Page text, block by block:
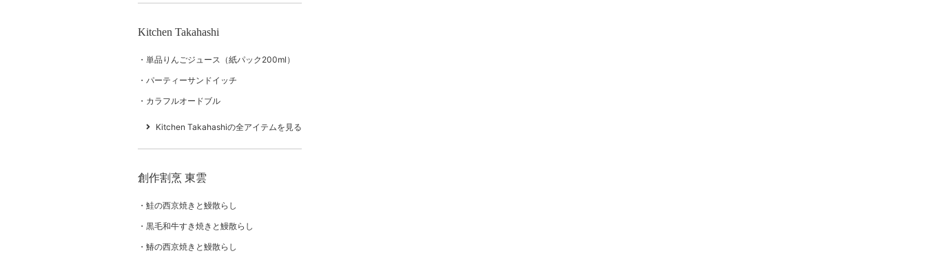
Kitchen Takahashi
単品りんごジュース（紙パック200ml）
パーティーサンドイッチ
カラフルオードブル
Kitchen Takahashiの全アイテムを見る
創作割烹 東雲
鮭の西京焼きと鰻散らし
黒毛和牛すき焼きと鰻散らし
鰆の西京焼きと鰻散らし